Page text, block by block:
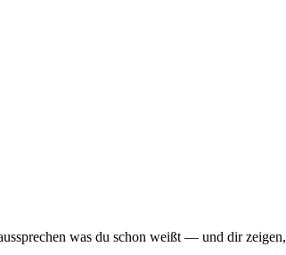
was du schon weißt — und dir